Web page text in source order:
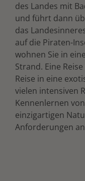
des Landes mit
und führt dann
das
auf die Piraten-
wohnen Sie in
Strand. Eine
Reise in eine
vielen intensiven
Kennenlernen
einzigartigen
Anforderungen